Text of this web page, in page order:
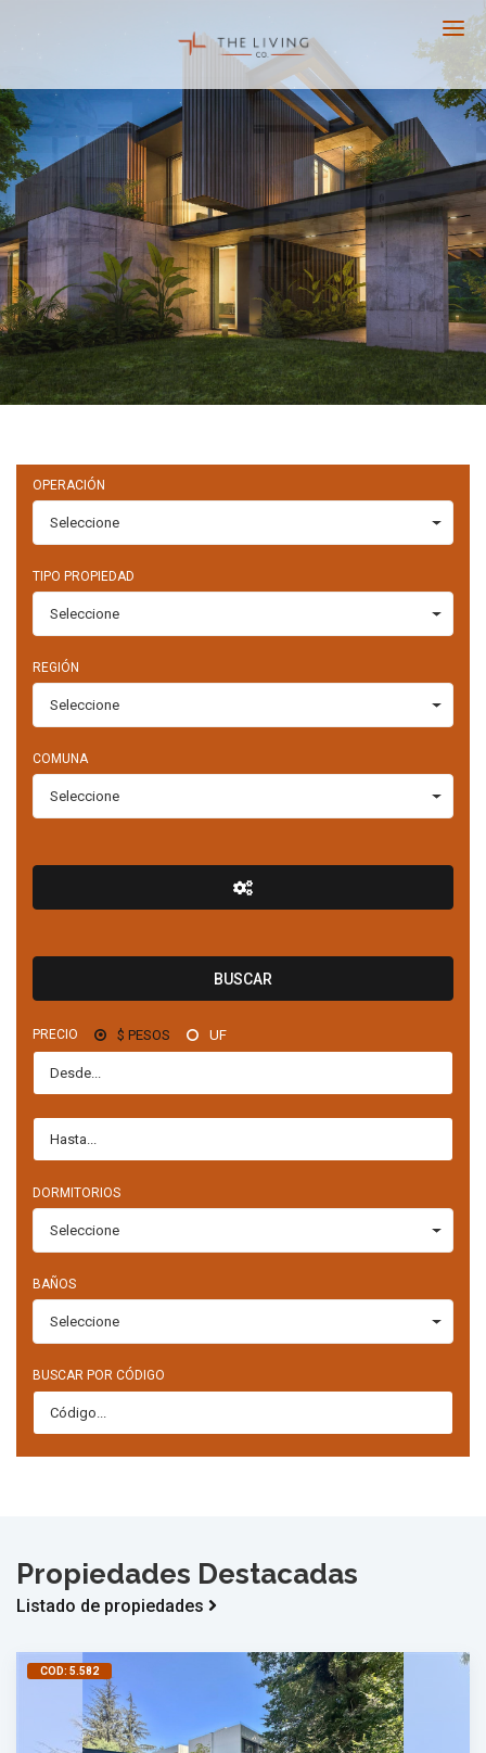
Co.
OPERACIÓN
Seleccione
TIPO PROPIEDAD
Seleccione
REGIÓN
Seleccione
COMUNA
Seleccione
BUSCAR
PRECIO $ PESOS UF
DORMITORIOS
Seleccione
BAÑOS
Seleccione
BUSCAR POR CÓDIGO
Propiedades Destacadas
Listado de propiedades
COD: 5.582